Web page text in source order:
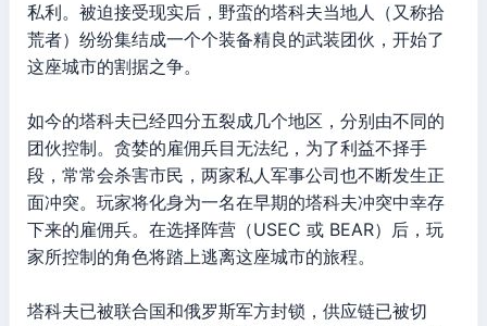
私利。被迫接受现实后，野蛮的塔科夫当地人（又称拾
荒者）纷纷集结成一个个装备精良的武装团伙，开始了
这座城市的割据之争。
如今的塔科夫已经四分五裂成几个地区，分别由不同的
团伙控制。贪婪的雇佣兵目无法纪，为了利益不择手
段，常常会杀害市民，两家私人军事公司也不断发生正
面冲突。玩家将化身为一名在早期的塔科夫冲突中幸存
下来的雇佣兵。在选择阵营（USEC 或 BEAR）后，玩
家所控制的角色将踏上逃离这座城市的旅程。
塔科夫已被联合国和俄罗斯军方封锁，供应链已被切